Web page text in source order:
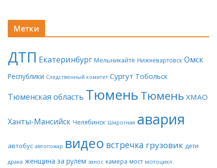
Метки
ДТП Екатеринбург Мельникайте Нижневартовск Омск
Республики Следственный комитет Сургут Тобольск
Тюменская область ТюменьТюмень ХМАО
Ханты-Мансийск Челябинск Широтная авария
автобус автопожар видео встречка грузовик дети
драка женщина за рулем занос камера мост мотоцикл